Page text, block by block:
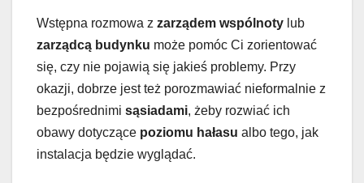
Wstępna rozmowa z zarządem wspólnoty lub
zarządcą budynku może pomóc Ci zorientować
się, czy nie pojawią się jakieś problemy. Przy
okazji, dobrze jest też porozmawiać nieformalnie z
bezpośrednimi sąsiadami, żeby rozwiać ich
obawy dotyczące poziomu hałasu albo tego, jak
instalacja będzie wyglądać.